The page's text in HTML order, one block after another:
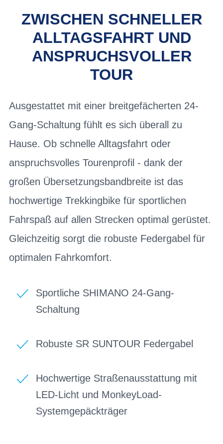
ZWISCHEN SCHNELLER
ALLTAGSFAHRT UND
ANSPRUCHSVOLLER
TOUR
Ausgestattet mit einer breitgefächerten 24-
Gang-Schaltung fühlt es sich überall zu
Hause. Ob schnelle Alltagsfahrt oder
anspruchsvolles Tourenprofil - dank der
großen Übersetzungsbandbreite ist das
hochwertige Trekkingbike für sportlichen
Fahrspaß auf allen Strecken optimal gerüstet.
Gleichzeitig sorgt die robuste Federgabel für
optimalen Fahrkomfort.
Sportliche SHIMANO 24-Gang-
Schaltung
Robuste SR SUNTOUR Federgabel
Hochwertige Straßenausstattung mit
LED-Licht und MonkeyLoad-
Systemgepäckträger